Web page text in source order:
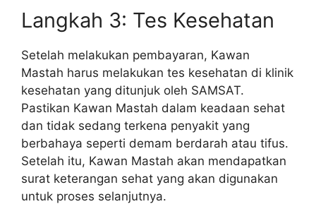
Langkah 3: Tes Kesehatan
Setelah melakukan pembayaran, Kawan
Mastah harus melakukan tes kesehatan di klinik
kesehatan yang ditunjuk oleh SAMSAT.
Pastikan Kawan Mastah dalam keadaan sehat
dan tidak sedang terkena penyakit yang
berbahaya seperti demam berdarah atau tifus.
Setelah itu, Kawan Mastah akan mendapatkan
surat keterangan sehat yang akan digunakan
untuk proses selanjutnya.